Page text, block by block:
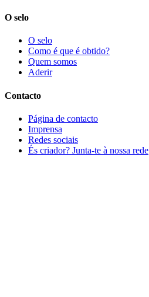
O selo
O selo
Como é que é obtido?
Quem somos
Aderir
Contacto
Página de contacto
Imprensa
Redes sociais
És criador? Junta-te à nossa rede